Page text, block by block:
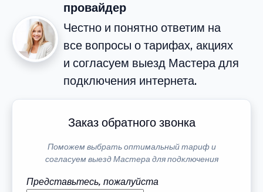
провайдер
Честно и понятно ответим на
все вопросы о тарифах, акциях
и согласуем выезд Мастера для
подключения интернета.
Заказ обратного звонка
Поможем выбрать оптимальный тариф и
согласуем выезд Мастера для подключения
Представьтесь, пожалуйста